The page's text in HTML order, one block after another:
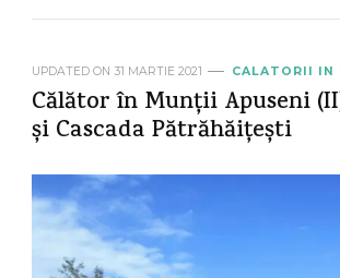
UPDATED ON 31 MARTIE 2021 CALATORII IN
Călător în Munții Apuseni
și Cascada Pătrăhăițești